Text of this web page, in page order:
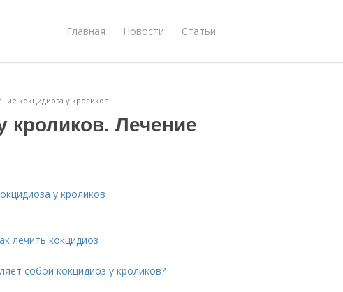
Главная Новости Статьи
кокцидиоза у кроликов
кроликов. Лечение
у кроликов
лечить кокцидиоз
собой кокцидиоз у кроликов?